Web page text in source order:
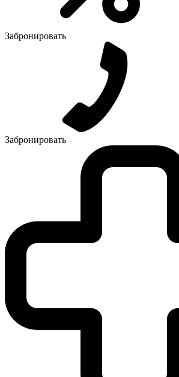
Забронировать
Забронировать